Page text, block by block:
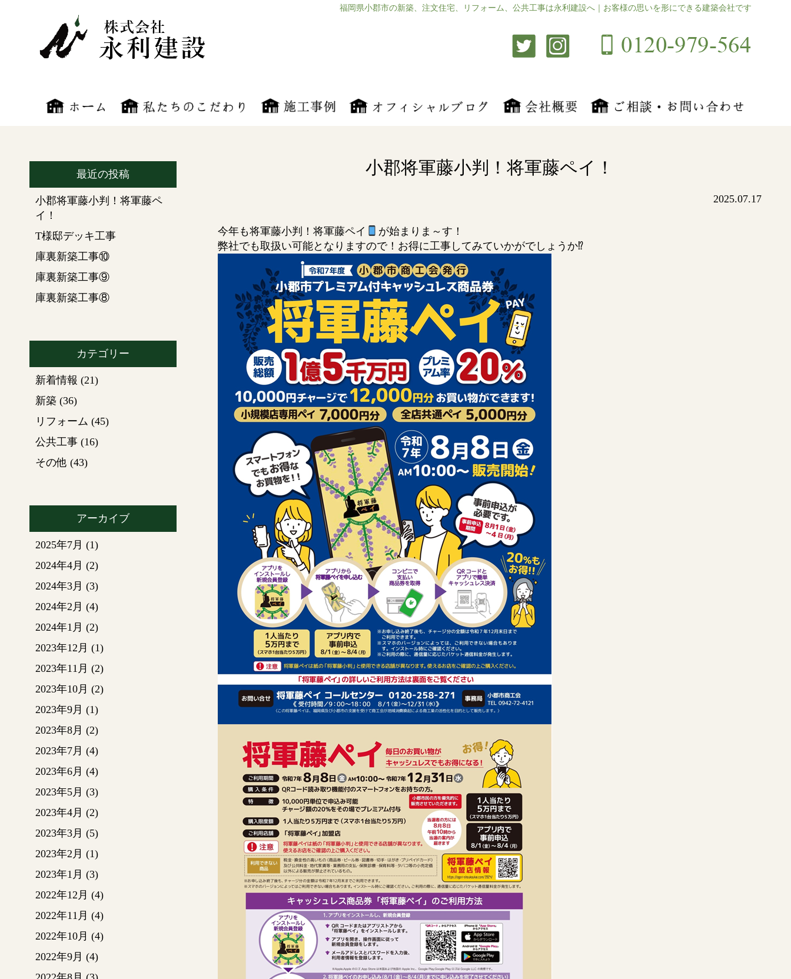
福岡県小郡市の新築、注文住宅、リフォーム、公共工事は永利建設へ｜お客様の思いを形にできる建築会社です
最近の投稿
小郡将軍藤小判！将軍藤ペ
イ！
T様邸デッキ工事
庫裏新築工事⑩
庫裏新築工事⑨
庫裏新築工事⑧
カテゴリー
新着情報 (21)
新築 (36)
リフォーム (45)
公共工事 (16)
その他 (43)
アーカイブ
2025年7月 (1)
2024年4月 (2)
2024年3月 (3)
2024年2月 (4)
2024年1月 (2)
2023年12月 (1)
2023年11月 (2)
2023年10月 (2)
2023年9月 (1)
2023年8月 (2)
2023年7月 (4)
2023年6月 (4)
2023年5月 (3)
2023年4月 (2)
2023年3月 (5)
2023年2月 (1)
2023年1月 (3)
2022年12月 (4)
2022年11月 (4)
2022年10月 (4)
2022年9月 (4)
小郡将軍藤小判！将軍藤ペイ！
2025.07.17
今年も将軍藤小判！将軍藤ペイ
が始まりま～す！
弊社でも取扱い可能となりますので！お得に工事してみていかがでしょうか⁉